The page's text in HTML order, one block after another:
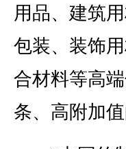
用品、建筑
包装、装饰
合材料等高
条、高附加值